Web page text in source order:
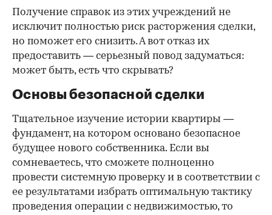
Получение справок из этих учреждений не
исключит полностью риск расторжения сделки,
но поможет его снизить. А вот отказ их
предоставить — серьезный повод задуматься:
может быть, есть что скрывать?
Основы безопасной сделки
Тщательное изучение истории квартиры —
фундамент, на котором основано безопасное
будущее нового собственника. Если вы
сомневаетесь, что сможете полноценно
провести системную проверку и в соответствии с
ее результатами избрать оптимальную тактику
проведения операции с недвижимостью, то